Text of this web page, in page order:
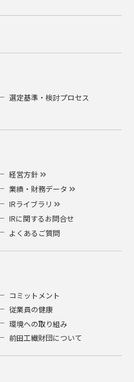
選定基準・検討プロセス
経営方針
業績・財務データ
IRライブラリ
IRに関するお問合せ
よくあるご質問
コミットメント
従業員の健康
環境への取り組み
前田工繊財団について